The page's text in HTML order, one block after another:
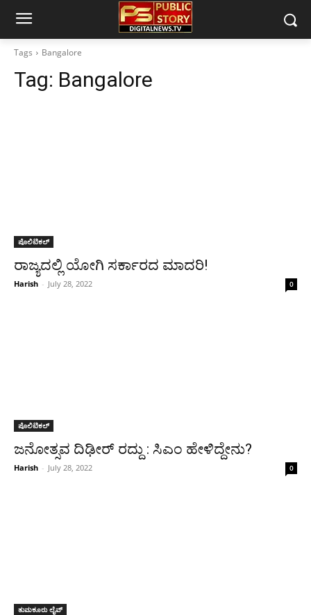
Tags Bangalore
Tag: Bangalore
ಪೊಲಿಟಿಕಲ್
ರಾಜ್ಯದಲ್ಲಿ ಯೋಗಿ ಸರ್ಕಾರದ ಮಾದರಿ!
Harish - July 28, 2022 0
ಪೊಲಿಟಿಕಲ್
ಜನೋತ್ಸವ ದಿಢೀರ್ ರದ್ದು : ಸಿಎಂ ಹೇಳಿದ್ದೇನು?
Harish - July 28, 2022 0
ತುಮಕೂರು ಲೈವ್